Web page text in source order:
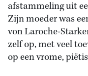
afstammeling uit
Zijn moeder was
von Laroche-
zelf op, met veel
op een vrome,